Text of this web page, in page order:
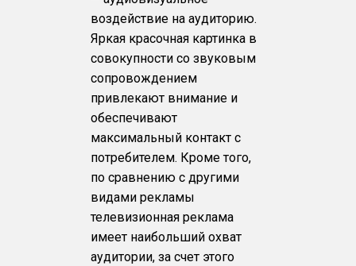
воздействие на аудиторию.
Яркая красочная картинка в
совокупности со звуковым
сопровождением
привлекают внимание и
обеспечивают
максимальный контакт с
потребителем. Кроме того,
по сравнению с другими
видами рекламы
телевизионная реклама
имеет наибольший охват
аудитории, за счет этого